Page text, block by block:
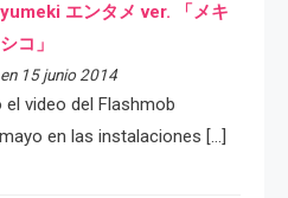
yumeki エンタメ ver. 「メキ
シコ」
en 15 junio 2014
video del Flashmob
en las instalaciones […]